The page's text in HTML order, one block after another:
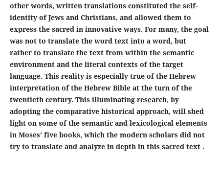
other words, written translations constituted the self-
identity of Jews and Christians, and allowed them to
express the sacred in innovative ways. For many, the goal
was not to translate the word text into a word, but
rather to translate the text from within the semantic
environment and the literal contexts of the target
language. This reality is especially true of the Hebrew
interpretation of the Hebrew Bible at the turn of the
twentieth century. This illuminating research, by
adopting the comparative historical approach, will shed
light on some of the semantic and lexicological elements
in Moses' five books, which the modern scholars did not
try to translate and analyze in depth in this sacred text .